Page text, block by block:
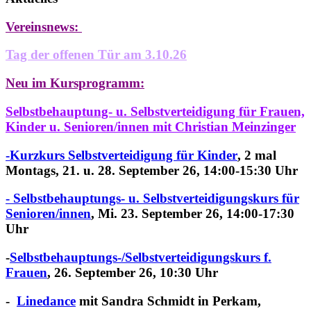
Vereinsnews:
Tag der offenen Tür am 3.10.26
Neu im Kursprogramm:
Selbstbehauptung- u. Selbstverteidigung für Frauen,
Kinder u. Senioren/innen mit Christian Meinzinger
-Kurzkurs Selbstverteidigung für Kinder, 2 mal
Montags, 21. u. 28. September 26, 14:00-15:30 Uhr
- Selbstbehauptungs- u. Selbstverteidigungskurs für
Senioren/innen, Mi. 23. September 26, 14:00-17:30
Uhr
-Selbstbehauptungs-/Selbstverteidigungskurs f.
Frauen, 26. September 26, 10:30 Uhr
- Linedance mit Sandra Schmidt in Perkam,